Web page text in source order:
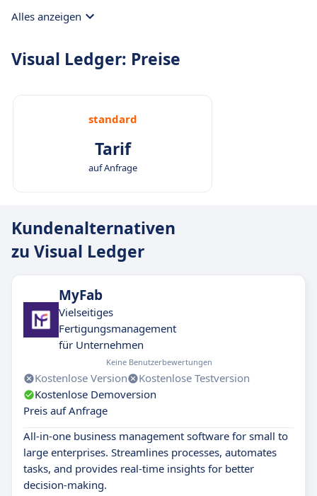
Alles anzeigen
Visual Ledger: Preise
standard
Tarif
auf Anfrage
Kundenalternativen
zu Visual Ledger
MyFab
Vielseitiges
Fertigungsmanagement
für Unternehmen
Keine Benutzerbewertungen
Kostenlose Version
Kostenlose Testversion
Kostenlose Demoversion
Preis auf Anfrage
All-in-one business management software for small to
large enterprises. Streamlines processes, automates
tasks, and provides real-time insights for better
decision-making.